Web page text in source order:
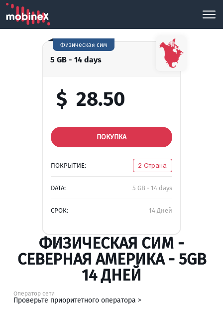
5 GB - 14 days
Физическая сим
$ 28.50
ПОКУПКА
ПОКРЫТИЕ: 2 Страна
DATA: 5 GB - 14 days
СРОК: 14 Дней
ФИЗИЧЕСКАЯ СИМ -
СЕВЕРНАЯ АМЕРИКА - 5GB
14 ДНЕЙ
Оператор сети
Проверьте приоритетного оператора >